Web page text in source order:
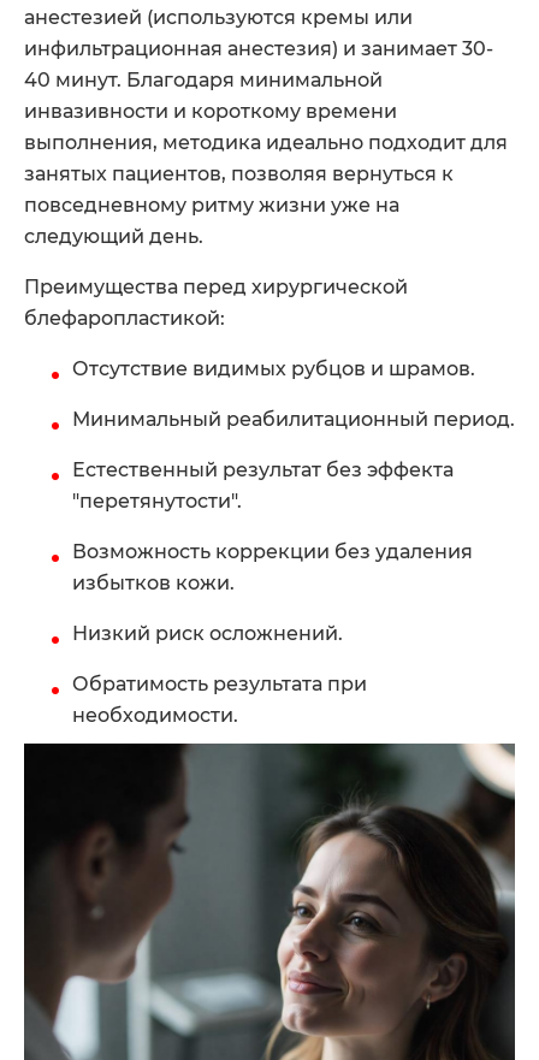
анестезией (используются кремы или
инфильтрационная анестезия) и занимает 30-
40 минут. Благодаря минимальной
инвазивности и короткому времени
выполнения, методика идеально подходит для
занятых пациентов, позволяя вернуться к
повседневному ритму жизни уже на
следующий день.
Преимущества перед хирургической
блефаропластикой:
Отсутствие видимых рубцов и шрамов.
Минимальный реабилитационный период.
Естественный результат без эффекта
"перетянутости".
Возможность коррекции без удаления
избытков кожи.
Низкий риск осложнений.
Обратимость результата при
необходимости.